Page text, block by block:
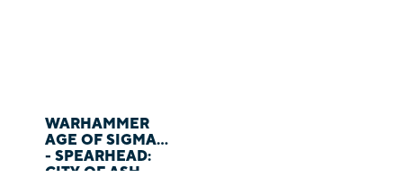
WARHAMMER
AGE OF SIGMAR
- SPEARHEAD:
CITY OF ASH